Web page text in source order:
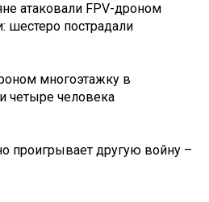
атаковали FPV-дроном
шестеро пострадали
многоэтажку в
четыре человека
проигрывает другую войну –